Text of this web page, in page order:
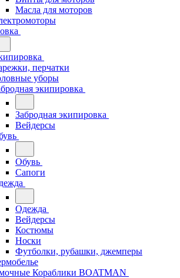
Масла для моторов
перчатки
уборы
экипировка
Забродная экипировка
Вейдерсы
Обувь
Сапоги
Одежда
Вейдерсы
Костюмы
Носки
Футболки, рубашки, джемперы
Кораблики BOATMAN